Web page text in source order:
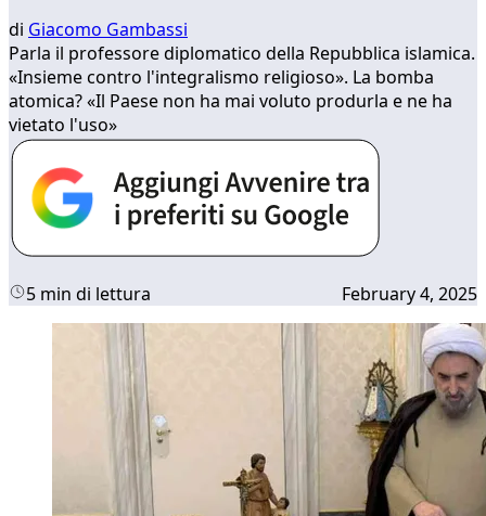
di Giacomo Gambassi
Parla il professore diplomatico della Repubblica islamica.
«Insieme contro l'integralismo religioso». La bomba
atomica? «Il Paese non ha mai voluto produrla e ne ha
vietato l'uso»
5 min di lettura February 4, 2025